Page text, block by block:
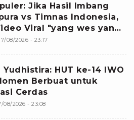
Jika Hasil Imbang
vs Timnas Indonesia,
Viral "yang wes yang",
Dokter dan Nakes
7/08/2026 - 23:17
Yudhistira: HUT ke-14 IWO
Berbuat untuk
Cerdas
08/2026 - 23:08